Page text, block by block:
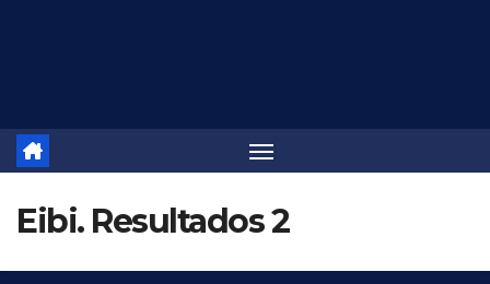
Eibi. Resultados 2